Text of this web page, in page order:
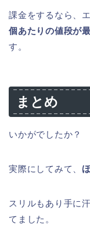
課金をするなら、
個あたりの値段が
す。
まとめ
いかがでしたか？
実際にしてみて、
スリルもあり手に
てました。